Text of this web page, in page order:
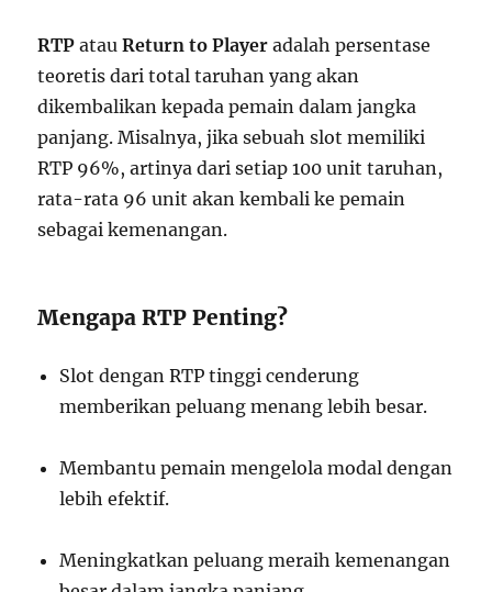
RTP atauReturn to Player adalah persentase
teoretis dari total taruhan yang akan
dikembalikan kepada pemain dalam jangka
panjang. Misalnya, jika sebuah slot memiliki
RTP 96%, artinya dari setiap 100 unit taruhan,
rata-rata 96 unit akan kembali ke pemain
sebagai kemenangan.
Mengapa RTP Penting?
Slot dengan RTP tinggi cenderung
memberikan peluang menang lebih besar.
Membantu pemain mengelola modal dengan
lebih efektif.
Meningkatkan peluang meraih kemenangan